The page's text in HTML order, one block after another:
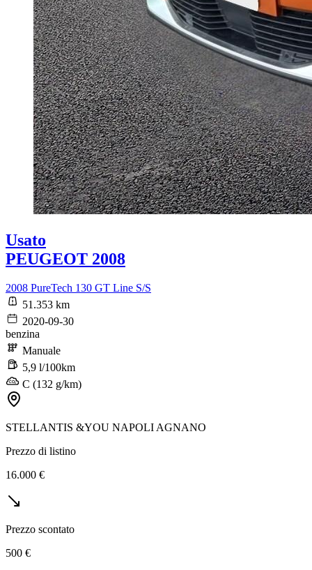
Usato
PEUGEOT 2008
2008 PureTech 130 GT Line S/S
51.353 km
2020-09-30
benzina
Manuale
5,9 l/100km
C (132 g/km)
STELLANTIS &YOU NAPOLI AGNANO
Prezzo di listino
16.000 €
Prezzo scontato
500 €